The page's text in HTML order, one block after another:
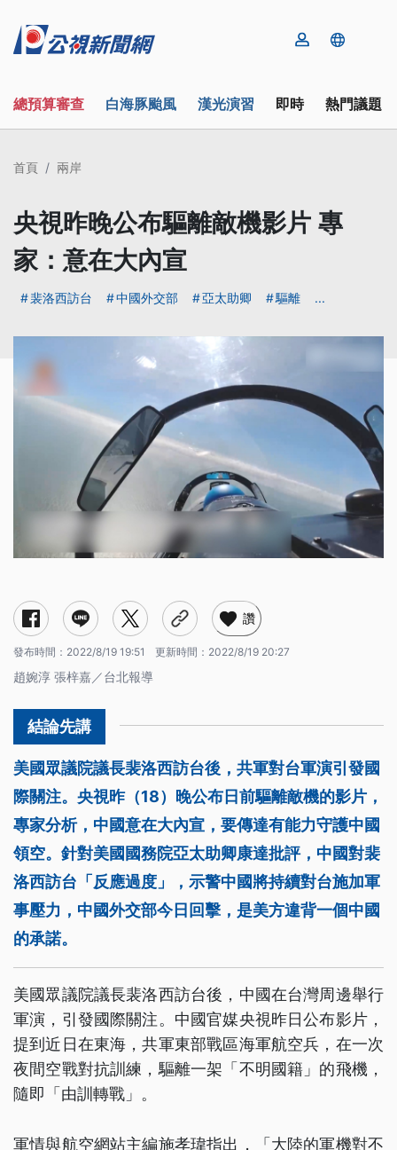
總預算審查 白海豚颱風 漢光演習 即時 熱門議題
首頁 兩岸
央視昨晚公布驅離敵機影片 專
家：意在大內宣
裴洛西訪台 中國外交部 亞太助卿 驅離 ...
讚
發布時間： 2022/8/19 19:51 更新時間： 2022/8/19 20:27
趙婉淳 張梓嘉／台北報導
美國眾議院議長裴洛西訪台後，共軍對台軍演引發國
際關注。央視昨（18）晚公布日前驅離敵機的影片，
專家分析，中國意在大內宣，要傳達有能力守護中國
領空。針對美國國務院亞太助卿康達批評，中國對裴
洛西訪台「反應過度」，示警中國將持續對台施加軍
事壓力，中國外交部今日回擊，是美方違背一個中國
的承諾。
美國眾議院議長裴洛西訪台後，中國在台灣周邊舉行
軍演，引發國際關注。中國官媒央視昨日公布影片，
提到近日在東海，共軍東部戰區海軍航空兵，在一次
夜間空戰對抗訓練，驅離一架「不明國籍」的飛機，
隨即「由訓轉戰」。
軍情與航空網站主編施孝瑋指出，「大陸的軍機對不